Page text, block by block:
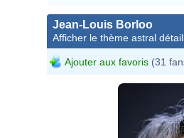
Jean-Louis Borloo
Afficher le thème astral
Ajouter aux favoris (31